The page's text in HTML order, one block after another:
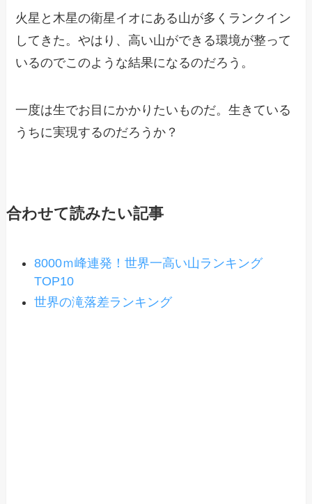
火星と木星の衛星イオにある山が多くランクイン
してきた。やはり、高い山ができる環境が整って
いるのでこのような結果になるのだろう。
一度は生でお目にかかりたいものだ。生きている
うちに実現するのだろうか？
合わせて読みたい記事
8000ｍ峰連発！世界一高い山ランキング
TOP10
世界の滝落差ランキング